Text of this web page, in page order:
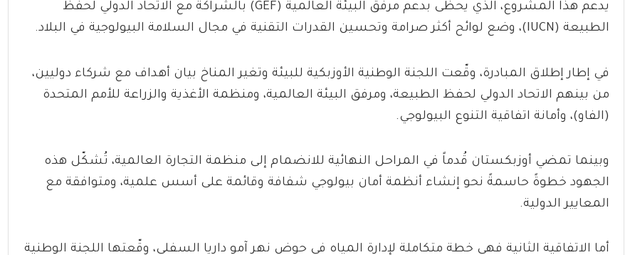
يدعم هذا المشروع، الذي يحظى بدعم مرفق البيئة العالمية (GEF) بالشراكة مع الاتحاد الدولي لحفظ
الطبيعة (IUCN)، وضع لوائح أكثر صرامة وتحسين القدرات التقنية في مجال السلامة البيولوجية في البلاد.
في إطار إطلاق المبادرة، وقّعت اللجنة الوطنية الأوزبكية للبيئة وتغير المناخ بيان أهداف مع شركاء دوليين،
من بينهم الاتحاد الدولي لحفظ الطبيعة، ومرفق البيئة العالمية، ومنظمة الأغذية والزراعة للأمم المتحدة
(الفاو)، وأمانة اتفاقية التنوع البيولوجي.
وبينما تمضي أوزبكستان قُدماً في المراحل النهائية للانضمام إلى منظمة التجارة العالمية، تُشكّل هذه
الجهود خطوةً حاسمةً نحو إنشاء أنظمة أمان بيولوجي شفافة وقائمة على أسس علمية، ومتوافقة مع
المعايير الدولية.
أما الاتفاقية الثانية فهي خطة متكاملة لإدارة المياه في حوض نهر آمو داريا السفلي، وقّعتها اللجنة الوطنية